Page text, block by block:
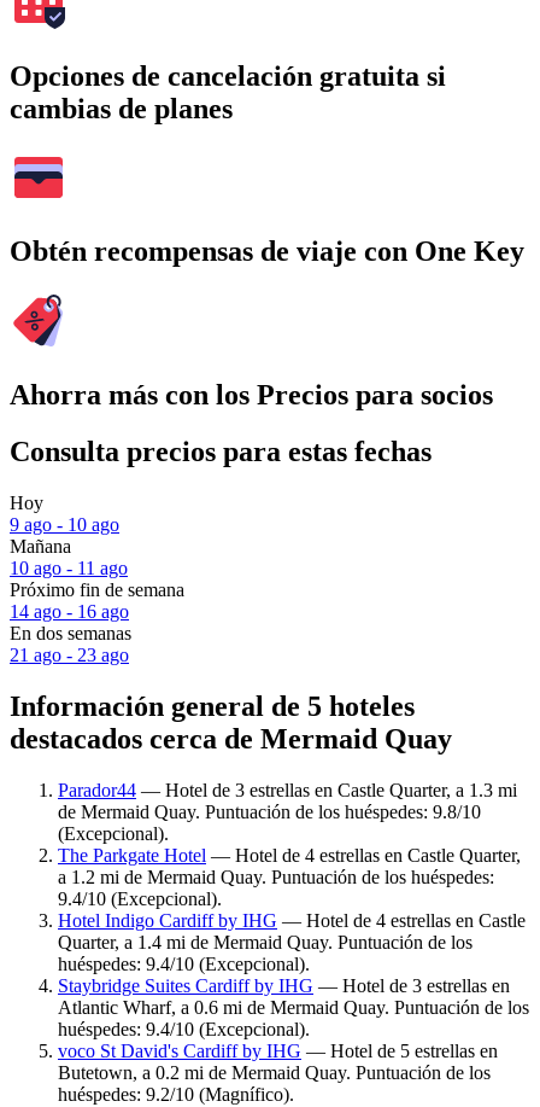
Opciones de cancelación gratuita si
cambias de planes
Obtén recompensas de viaje con One Key
Ahorra más con los Precios para socios
Consulta precios para estas fechas
Hoy
9 ago - 10 ago
Mañana
10 ago - 11 ago
Próximo fin de semana
14 ago - 16 ago
En dos semanas
21 ago - 23 ago
Información general de 5 hoteles
destacados cerca de Mermaid Quay
Parador44 — Hotel de 3 estrellas en Castle Quarter, a 1.3 mi
de Mermaid Quay. Puntuación de los huéspedes: 9.8/10
(Excepcional).
The Parkgate Hotel — Hotel de 4 estrellas en Castle Quarter,
a 1.2 mi de Mermaid Quay. Puntuación de los huéspedes:
9.4/10 (Excepcional).
Hotel Indigo Cardiff by IHG — Hotel de 4 estrellas en Castle
Quarter, a 1.4 mi de Mermaid Quay. Puntuación de los
huéspedes: 9.4/10 (Excepcional).
Staybridge Suites Cardiff by IHG — Hotel de 3 estrellas en
Atlantic Wharf, a 0.6 mi de Mermaid Quay. Puntuación de los
huéspedes: 9.4/10 (Excepcional).
voco St David's Cardiff by IHG — Hotel de 5 estrellas en
Butetown, a 0.2 mi de Mermaid Quay. Puntuación de los
huéspedes: 9.2/10 (Magnífico).